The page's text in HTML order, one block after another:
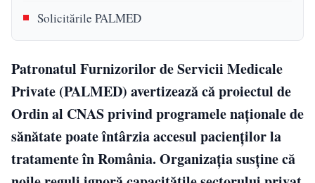
Solicitările PALMED
Patronatul Furnizorilor de Servicii Medicale
Private (PALMED) avertizează că proiectul de
Ordin al CNAS privind programele naționale de
sănătate poate întârzia accesul pacienților la
tratamente în România. Organizația susține că